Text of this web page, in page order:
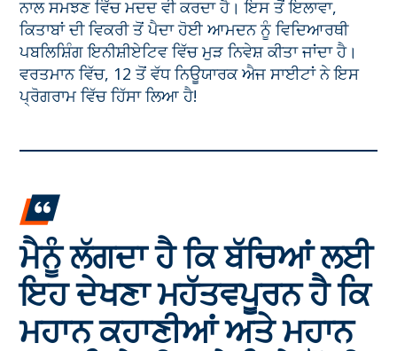
ਨਾਲ ਸਮਝਣ ਵਿੱਚ ਮਦਦ ਵੀ ਕਰਦਾ ਹੈ। ਇਸ ਤੋਂ ਇਲਾਵਾ,
ਕਿਤਾਬਾਂ ਦੀ ਵਿਕਰੀ ਤੋਂ ਪੈਦਾ ਹੋਈ ਆਮਦਨ ਨੂੰ ਵਿਦਿਆਰਥੀ
ਪਬਲਿਸ਼ਿੰਗ ਇਨੀਸ਼ੀਏਟਿਵ ਵਿੱਚ ਮੁੜ ਨਿਵੇਸ਼ ਕੀਤਾ ਜਾਂਦਾ ਹੈ।
ਵਰਤਮਾਨ ਵਿੱਚ, 12 ਤੋਂ ਵੱਧ ਨਿਊਯਾਰਕ ਐਜ ਸਾਈਟਾਂ ਨੇ ਇਸ
ਪ੍ਰੋਗਰਾਮ ਵਿੱਚ ਹਿੱਸਾ ਲਿਆ ਹੈ!
ਮੈਨੂੰ ਲੱਗਦਾ ਹੈ ਕਿ ਬੱਚਿਆਂ ਲਈ
ਇਹ ਦੇਖਣਾ ਮਹੱਤਵਪੂਰਨ ਹੈ ਕਿ
ਮਹਾਨ ਕਹਾਣੀਆਂ ਅਤੇ ਮਹਾਨ